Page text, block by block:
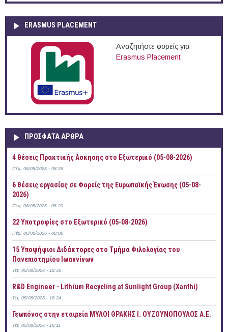
ERASMUS PLACEMENT
Αναζητήστε φορείς για
Erasmus Placement
ΠΡOΣΦΑΤΑ AΡΘΡΑ
4 θέσεις Πρακτικής Άσκησης στο Εξωτερικό (05-08-2026)
Πέμ, 06/08/2026 - 08:26
6 θέσεις εργασίας σε Φορείς της Ευρωπαϊκής Ένωσης (05-08-
2026)
Πέμ, 06/08/2026 - 08:20
22 Υποτροφίες στο Εξωτερικό (05-08-2026)
Πέμ, 06/08/2026 - 08:06
15 Υποψήφιοι Διδάκτορες στο Τμήμα Φιλολογίας του
Πανεπιστημίου Ιωαννίνων
Τετ, 05/08/2026 - 18:35
R&D Engineer - Lithium Recycling at Sunlight Group (Xanthi)
Τετ, 05/08/2026 - 18:24
Γεωπόνος στην εταιρεία ΜΥΛΟΙ ΘΡΑΚΗΣ Ι. ΟΥΖΟΥΝΟΠΟΥΛΟΣ Α.Ε.
Τετ, 05/08/2026 - 18:11